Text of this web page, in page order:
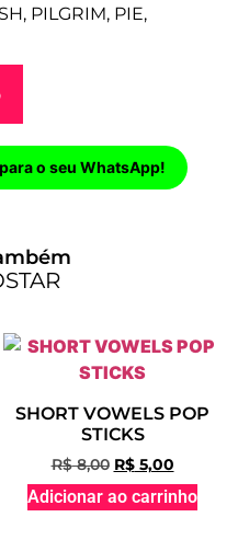
PILGRIM, PIE,
o seu WhatsApp!
SHORT VOWELS POP
STICKS
R$8,00 R$5,00
Adicionar ao carrinho